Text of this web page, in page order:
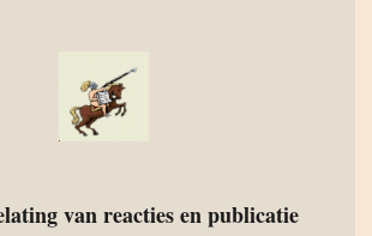
van reacties en publicatie